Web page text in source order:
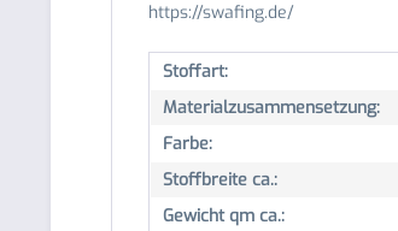
https://swafing.de/
Stoffart:
Materialzusammensetzung:
Farbe:
Stoffbreite ca.:
Gewicht qm ca.: